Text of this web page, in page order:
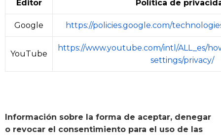
Editor Política de
Google https://policies.google.com/
YouTube
https://www.youtube.com/intl/ALL_es/
settings/privacy/
Información sobre la forma de aceptar, denegar
o revocar el consentimiento para el uso de las